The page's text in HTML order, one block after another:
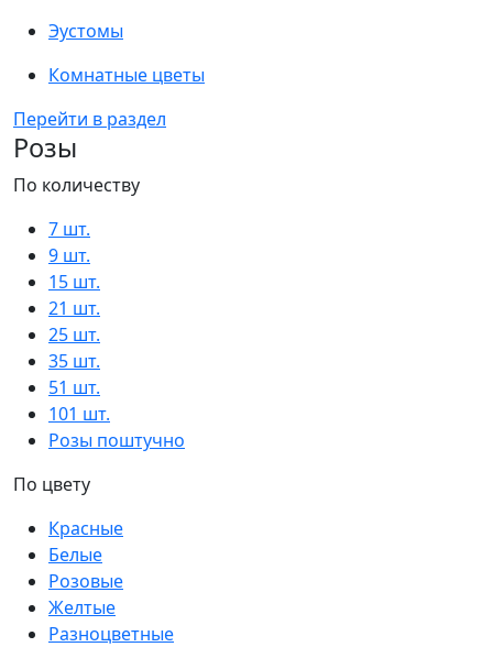
Эустомы
Комнатные цветы
Перейти в раздел
Розы
По количеству
7 шт.
9 шт.
15 шт.
21 шт.
25 шт.
35 шт.
51 шт.
101 шт.
Розы поштучно
По цвету
Красные
Белые
Розовые
Желтые
Разноцветные